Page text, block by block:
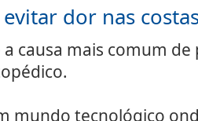
dor nas
causa mais comum
mundo tecnológico